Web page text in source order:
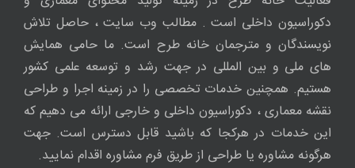
دکوراسیون داخلی است . مطالب وب سایت ، حاصل تلاش
نویسندگان و مترجمان خانه طرح است. ما حامی همایش
های ملی و بین المللی در جهت رشد و توسعه علمی کشور
هستیم. همچنین خدمات تخصصی را در زمینه اجرا و طراحی
نقشه معماری ، دکوراسیون داخلی و خارجی ارائه می دهیم که
این خدمات در هرکجا که باشید قابل دسترس است. جهت
هرگونه مشاوره یا طراحی از طریق فرم مشاوره اقدام نمایید.